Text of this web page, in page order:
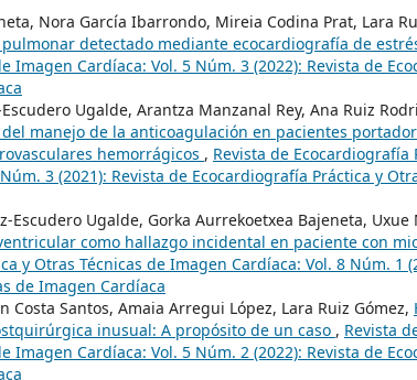
Nora García Ibarrondo, Mireia Codina Prat, Lara
detectado mediante ecocardiografía de
Imagen Cardíaca: Vol. 5 Núm. 3 (2022): Revista de
Ugalde, Arantza Manzanal Rey, Ana Ruiz
del manejo de la anticoagulación en pacientes
hemorrágicos , Revista de Ecocardiografía
3 (2021): Revista de Ecocardiografía Práctica y
Escudero Ugalde, Gorka Aurrekoetxea Bajeneta, Uxue
como hallazgo incidental en paciente con
y Otras Técnicas de Imagen Cardíaca: Vol. 8 Núm. 1
de Imagen Cardíaca
Santos, Amaia Arregui López, Lara Ruiz Gómez,
inusual: A propósito de un caso , Revista
Imagen Cardíaca: Vol. 5 Núm. 2 (2022): Revista de